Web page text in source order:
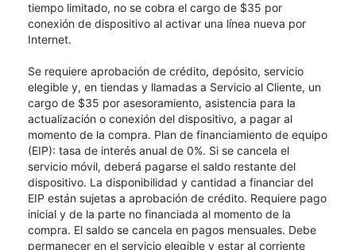
tiempo limitado, no se cobra el cargo de $35 por
conexión de dispositivo al activar una línea nueva por
Internet.
Se requiere aprobación de crédito, depósito, servicio
elegible y, en tiendas y llamadas a Servicio al Cliente, un
cargo de $35 por asesoramiento, asistencia para la
actualización o conexión del dispositivo, a pagar al
momento de la compra. Plan de financiamiento de equipo
(EIP): tasa de interés anual de 0%. Si se cancela el
servicio móvil, deberá pagarse el saldo restante del
dispositivo. La disponibilidad y cantidad a financiar del
EIP están sujetas a aprobación de crédito. Requiere pago
inicial y de la parte no financiada al momento de la
compra. El saldo se cancela en pagos mensuales. Debe
permanecer en el servicio elegible y estar al corriente